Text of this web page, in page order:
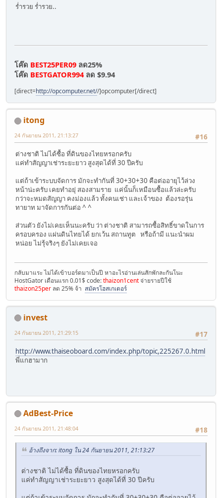
ร่ำรวย ร่ำรวย..
โค๊ด BEST25PER09 ลด25%
โค๊ด BESTGATOR994 ลด $9.94
[direct=http://opcomputer.net//]opcomputer[/direct]
itong
#16
24 กันยายน 2011, 21:13:27
ต่างชาติ ไม่ได้ซื้อ ที่ดินของไทยหรอกครับ
แค่ทำสัญญาเช่าระยะยาว สูงสุดได้ที่ 30 ปีครับ
แต่ถ้าเข้าระบบจัดการ มักจะทำกันที่ 30+30+30 คือต่ออายุไว้ล่วง
หน้าน่ะครับ เคยทำอยุ่ สองสามราย แค่นั้นก็เหมือนซื้อแล้วล่ะครับ
กว่าจะหมดสัญญา คงม่องแล้ว ทั้งคนเช่า และเจ้าของ ต้องรอรุ่น
ทายาท มาจัดการกันต่อ ^ ^
ส่วนตัว ยังไม่เคยเห็นนะครับ ว่า ต่างชาติ สามารถซื้อสิทธิ์ขาดในการ
ครอบครอง แผ่นดินไทยได้ ยกเว้น สถานทูต หรือถ้ามี แนะนำผม
หน่อย ไม่รุ้จริงๆ ยังไม่เคยเจอ
กลับมาแระ ไม่ได้เข้าบอร์ดมาเป็นปี หาอะไรอ่านเล่นสักพักละกันโนะ
HostGator เดือนแรก 0.01$ code:thaizon1centจ่ายรายปีใช้
thaizon25per ลด 25% จ้า สมัครโฮสเกเตอร์
invest
#17
24 กันยายน 2011, 21:29:15
http://www.thaiseoboard.com/index.php/topic,225267.0.html
พี่แกฮามาก
AdBest-Price
#18
24 กันยายน 2011, 21:48:04
อ้างถึงจาก: itong ใน 24 กันยายน 2011, 21:13:27
ต่างชาติ ไม่ได้ซื้อ ที่ดินของไทยหรอกครับ
แค่ทำสัญญาเช่าระยะยาว สูงสุดได้ที่ 30 ปีครับ